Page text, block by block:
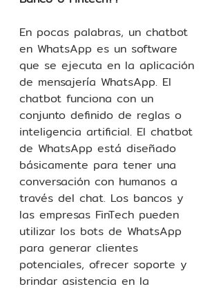
En pocas palabras, un chatbot
en WhatsApp es un software
que se ejecuta en la aplicación
de mensajería WhatsApp. El
chatbot funciona con un
conjunto definido de reglas o
inteligencia artificial. El chatbot
de WhatsApp está diseñado
básicamente para tener una
conversación con humanos a
través del chat. Los bancos y
las empresas FinTech pueden
utilizar los bots de WhatsApp
para generar clientes
potenciales, ofrecer soporte y
brindar asistencia en la